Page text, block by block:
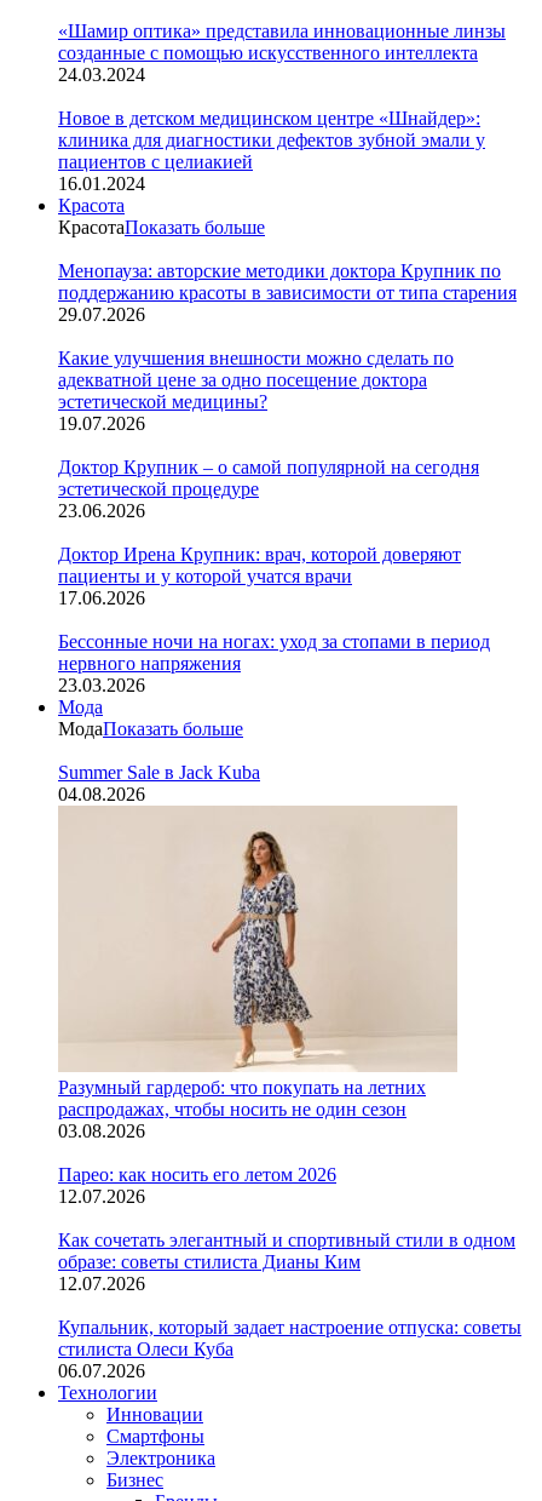
«Шамир оптика» представила инновационные линзы
созданные с помощью искусственного интеллекта
24.03.2024
Новое в детском медицинском центре «Шнайдер»:
клиника для диагностики дефектов зубной эмали у
пациентов с целиакией
16.01.2024
Красота
КрасотаПоказать больше
Менопауза: авторские методики доктора Крупник по
поддержанию красоты в зависимости от типа старения
29.07.2026
Какие улучшения внешности можно сделать по
адекватной цене за одно посещение доктора
эстетической медицины?
19.07.2026
Доктор Крупник – о самой популярной на сегодня
эстетической процедуре
23.06.2026
Доктор Ирена Крупник: врач, которой доверяют
пациенты и у которой учатся врачи
17.06.2026
Бессонные ночи на ногах: уход за стопами в период
нервного напряжения
23.03.2026
Мода
МодаПоказать больше
Summer Sale в Jack Kuba
04.08.2026
Разумный гардероб: что покупать на летних
распродажах, чтобы носить не один сезон
03.08.2026
Парео: как носить его летом 2026
12.07.2026
Как сочетать элегантный и спортивный стили в одном
образе: советы стилиста Дианы Ким
12.07.2026
Купальник, который задает настроение отпуска: советы
стилиста Олеси Куба
06.07.2026
Технологии
Инновации
Смартфоны
Электроника
Бизнес